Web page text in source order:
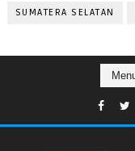
SUMATERA SELATAN